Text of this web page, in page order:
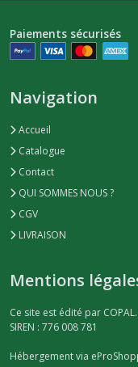
Paiements sécurisés
Navigation
Accueil
Catalogue
Contact
QUI SOMMES NOUS ?
CGV
LIVRAISON
Mentions
Ce site est édité par COPAL.
SIREN : 776 008 781
Hébergement via